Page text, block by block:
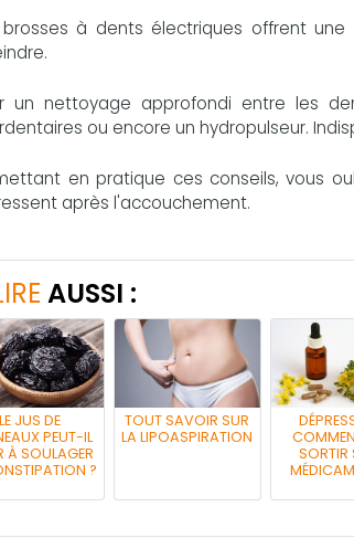
brosses à dents électriques offrent
un nettoyage approfondi entre les
ou encore un hydropulseur.
en pratique ces conseils, vous
après l'accouchement.
AUSSI :
LE JUS DE
PEUT-IL
À SOULAGER
?
TOUT SAVOIR SUR
LA LIPOASPIRATION
SORTIR